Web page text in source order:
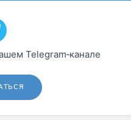
Telegram‑канале